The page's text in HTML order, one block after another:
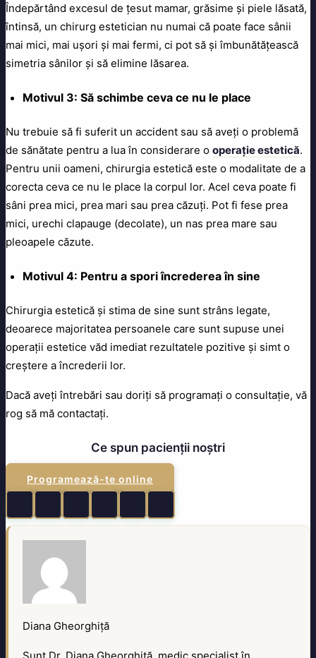
Îndepărtând excesul de țesut mamar, grăsime și piele lăsată,
întinsă, un chirurg estetician nu numai că poate face sânii
mai mici, mai ușori și mai fermi, ci pot să și îmbunătățească
simetria sânilor și să elimine lăsarea.
Motivul 3: Să schimbe ceva ce nu le place
Nu trebuie să fi suferit un accident sau să aveți o problemă
de sănătate pentru a lua în considerare o operație estetică.
Pentru unii oameni, chirurgia estetică este o modalitate de a
corecta ceva ce nu le place la corpul lor. Acel ceva poate fi
sâni prea mici, prea mari sau prea căzuți. Pot fi fese prea
mici, urechi clapauge (decolate), un nas prea mare sau
pleoapele căzute.
Motivul 4: Pentru a spori încrederea în sine
Chirurgia estetică și stima de sine sunt strâns legate,
deoarece majoritatea persoanele care sunt supuse unei
operații estetice văd imediat rezultatele pozitive și simt o
creștere a încrederii lor.
Dacă aveți întrebări sau doriți să programați o consultație, vă
rog să mă contactați.
Ce spun pacienții noștri
Programează-te online
Diana Gheorghiță